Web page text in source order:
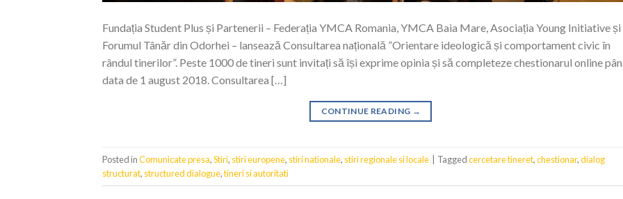
Fundația Student Plus și Partenerii – Federația YMCA Romania, YMCA Baia Mare, Asociația Young Initiative și
Forumul Tânăr din Odorhei – lansează Consultarea națională ”Orientare ideologică și comportament civic în
rândul tinerilor”. Peste 1000 de tineri sunt invitați să își exprime opinia și să completeze chestionarul online
data de 1 august 2018. Consultarea […]
CONTINUE READING →
Posted inComunicate presa,Stiri, stiri europene, stiri nationale, stiri regionale si locale Taggedcercetare tineret,chestionar,dialog
structurat, structured dialogue,tineri si autoritati